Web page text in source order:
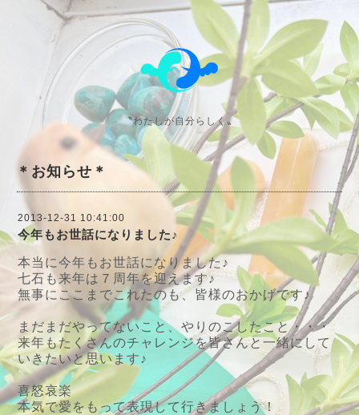
〝わたしが自分らしく〟
＊お知らせ＊
2013-12-31 10:41:00
今年もお世話になりました♪
本当に今年もお世話になりました♪
七石も来年は７周年を迎えます♪
無事にここまでこれたのも、皆様のおかげです♪
まだまだやってないこと、やりのこしたこと・・・
来年もたくさんのチャレンジを皆さんと一緒にして
いきたいと思います♪
喜怒哀楽
本気で愛をもって表現して行きましょう！